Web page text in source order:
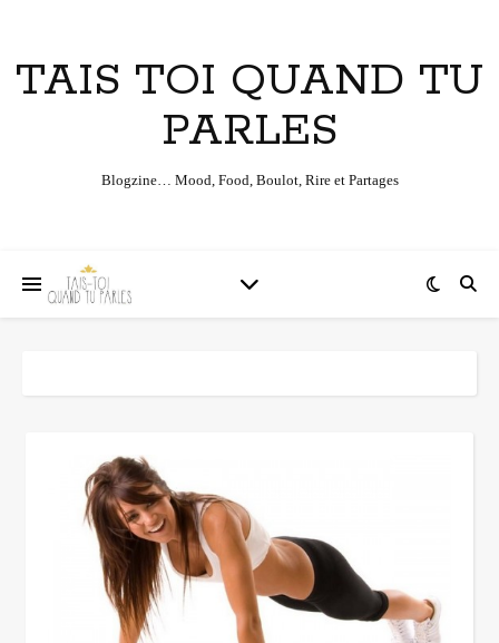
TAIS TOI QUAND TU
PARLES
Blogzine… Mood, Food, Boulot, Rire et Partages